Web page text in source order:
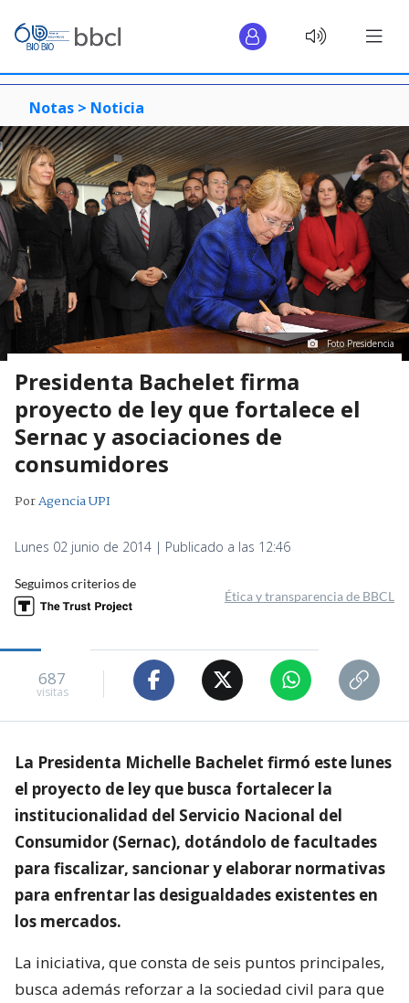
Notas > Noticia
Foto Presidencia
Presidenta Bachelet firma
proyecto de ley que fortalece el
Sernac y asociaciones de
consumidores
PorAgencia UPI
Lunes 02 junio de 2014 | Publicado a las 12:46
Seguimos criterios de
Ética y transparencia de BBCL
687
visitas
La Presidenta Michelle Bachelet firmó este lunes
el proyecto de ley que busca fortalecer la
institucionalidad del Servicio Nacional del
Consumidor (Sernac), dotándolo de facultades
para fiscalizar, sancionar y elaborar normativas
para enfrentar las desigualdades existentes en
los mercados.
La iniciativa, que consta de seis puntos principales,
busca además reforzar a la sociedad civil para que